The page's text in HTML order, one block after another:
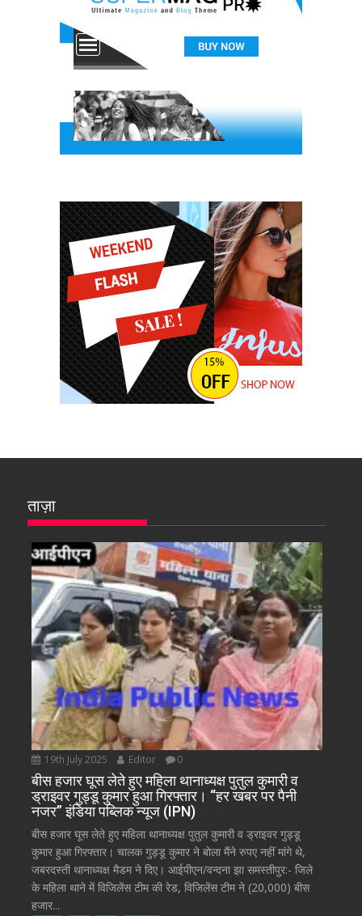
ताज़ा
19th July 2025 Editor 0
बीस हजार घूस लेते हुए महिला थानाध्यक्ष पुतुल कुमारी व
ड्राइवर गुड्डू कुमार हुआ गिरफ्तार। “हर खबर पर पैनी
नजर” इंडिया पब्लिक न्यूज (IPN)
बीस हजार घूस लेते हुए महिला थानाध्यक्ष पुतुल कुमारी व ड्राइवर गुड्डू
कुमार हुआ गिरफ्तार। चालक गुड्डू कुमार ने बोला मैंने रुपए नहीं मांगे थे,
जबरदस्ती थानाध्यक्ष मैडम ने दिए। आईपीएन/वन्दना झा समस्तीपुर:- जिले
के महिला थाने में विजिलेंस टीम की रेड, विजिलेंस टीम ने (20,000) बीस
हजार...